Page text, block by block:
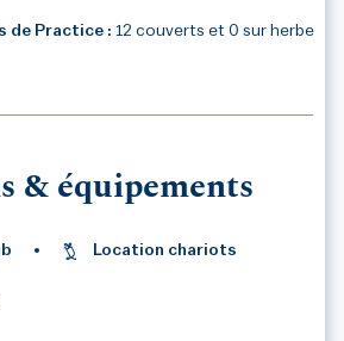
de Practice : 12 couverts et 0 sur herbe
& équipements
Location chariots